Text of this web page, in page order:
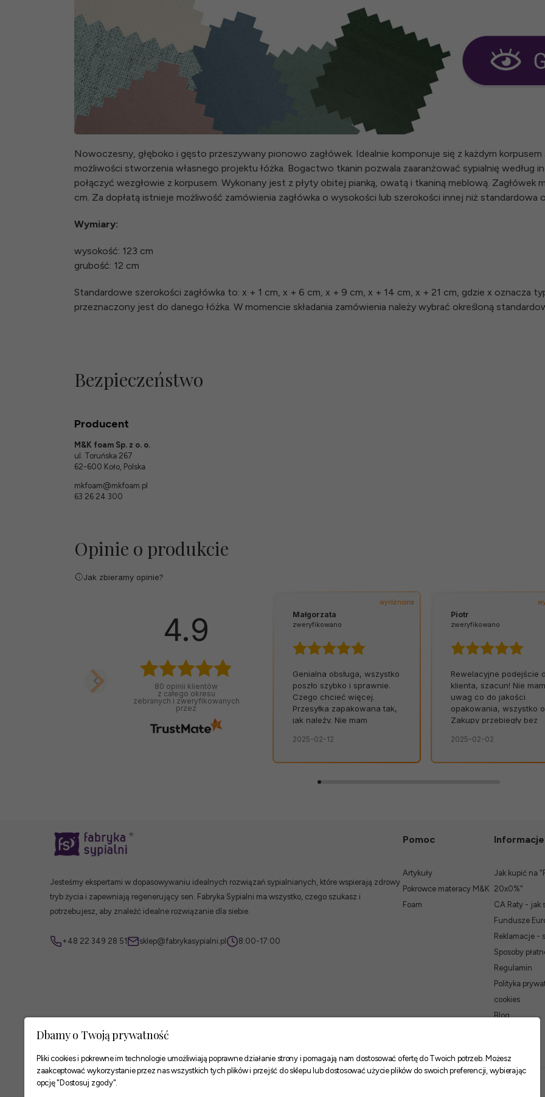
Nowoczesny, głęboko i gęsto przeszywany pionowo zagłówek. Idealnie komponuje się z każdym
możliwości stworzenia własnego projektu łóżka. Bogactwo tkanin pozwala zaaranżować sypialnię według
połączyć wezgłowie z korpusem. Wykonany jest z płyty obitej pianką, owatą i tkaniną meblową. Zagłówek
cm. Za dopłatą istnieje możliwość zamówienia zagłówka o wysokości lub szerokości innej niż
Wymiary:
wysokość: 123 cm
grubość: 12 cm
Standardowe szerokości zagłówka to: x + 1 cm, x + 6 cm, x + 9 cm, x + 14 cm, x + 21 cm, gdzie x oznacza
przeznaczony jest do danego łóżka. W momencie składania zamówienia należy wybrać określoną
Bezpieczeństwo
Producent
M&K foam Sp. z o. o.
ul. Toruńska 267
62-600 Koło, Polska
mkfoam@mkfoam.pl
63 26 24 300
Opinie o produkcie
Jak zbieramy opinie?
4.9
80 opinii klientów
z całego okresu
zebranych i zweryfikowanych
przez
wyróżniona
Małgorzata
zweryfikowano
Genialna obsługa, wszystko
poszło szybko i sprawnie.
Czego chcieć więcej.
Przesyłka zapakowana tak,
jak należy. Nie mam
obsługa. Od razu widać, że
Zamówienie dostarczone
2025-02-12
Piotr
zweryfikowano
Rewelacyjne podejście
klienta, szacun! Nie mam
uwag co do jakości
opakowania, wszystko
Zakupy przebiegły bez
bezpiecznie, bez
2025-02-02
Jesteśmy ekspertami w dopasowywaniu idealnych rozwiązań sypialnianych, które wspierają zdrowy
tryb życia i zapewniają regenerujący sen. Fabryka Sypialni ma wszystko, czego szukasz i
potrzebujesz, aby znaleźć idealne rozwiązanie dla siebie.
+48 22 349 28 51 sklep@fabrykasypialni.pl 8:00-17:00
Pomoc
Artykuły
Pokrowce materacy M&K
Foam
Informacje
Jak kupić na
20x0%"
CA Raty - jak
Fundusze
Reklamacje -
Sposoby
Regulamin
Polityka
cookies
Blog
Zaufane płatności
Dbamy o Twoją prywatność
Pliki cookies i pokrewne im technologie umożliwiają poprawne działanie strony i pomagają nam dostosować ofertę do Twoich potrzeb. Możesz
zaakceptować wykorzystanie przez nas wszystkich tych plików i przejść do sklepu lub dostosować użycie plików do swoich preferencji, wybierając
opcję "Dostosuj zgody".